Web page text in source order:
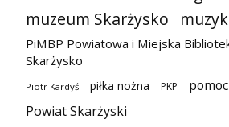
muzeum Skarżysko
PiMBP Powiatowa i Miejska
Skarżysko
Piotr Kardyś piłka nożna PKP
Powiat Skarżyski